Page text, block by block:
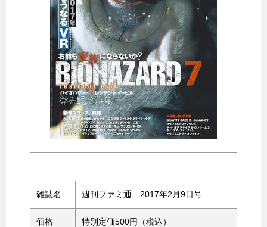
雑誌名 週刊ファミ通 2017年2月9日号
価格 特別定価500円（税込）